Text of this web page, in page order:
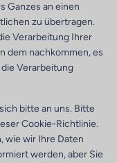
Ganzes an einen
zu übertragen.
Verarbeitung Ihrer
dem nachkommen, es
Verarbeitung
bitte an uns. Bitte
Cookie-Richtlinie.
wie wir Ihre Daten
werden, aber Sie